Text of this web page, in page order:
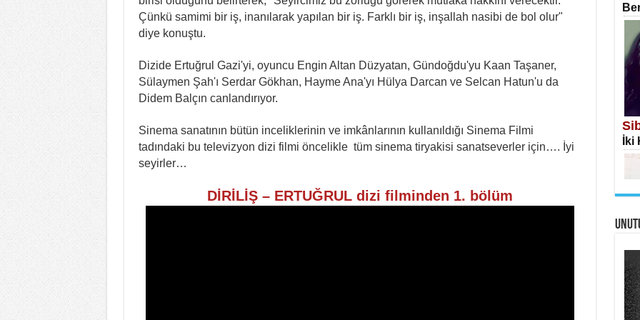
Çünkü samimi bir iş, inanılarak yapılan bir iş. Farklı bir iş, inşallah nasibi de bol olur"
diye konuştu.
Dizide Ertuğrul Gazi'yi, oyuncu Engin Altan Düzyatan, Gündoğdu'yu Kaan Taşaner,
Sülaymen Şah'ı Serdar Gökhan, Hayme Ana'yı Hülya Darcan ve Selcan Hatun'u da
Didem Balçın canlandırıyor.
Sinema sanatının bütün inceliklerinin ve imkânlarının kullanıldığı Sinema Filmi
tadındaki bu televizyon dizi filmi öncelikle tüm sinema tiryakisi sanatseverler için…. İyi
seyirler…
DİRİLİŞ – ERTUĞRUL dizi filminden 1. bölüm
İki